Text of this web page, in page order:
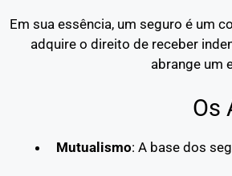
Em sua essência, um seguro é um
adquire o direito de receber
abrange um
Os
Mutualismo: A base dos